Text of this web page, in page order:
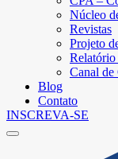
Núcleo
Revistas
Projeto
Relatório
Canal de
Blog
Contato
INSCREVA-SE